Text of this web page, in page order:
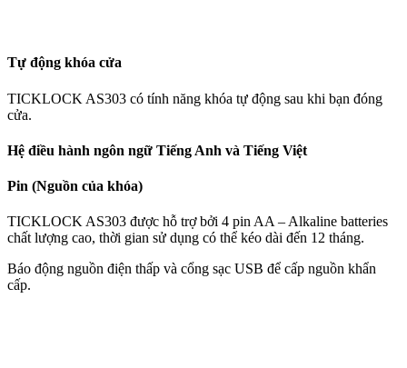
Tự động khóa cửa
TICKLOCK AS303 có tính năng khóa tự động sau khi bạn đóng
cửa.
Hệ điều hành ngôn ngữ Tiếng Anh và Tiếng Việt
Pin (Nguồn của khóa)
TICKLOCK AS303 được hỗ trợ bởi 4 pin AA – Alkaline batteries
chất lượng cao, thời gian sử dụng có thể kéo dài đến 12 tháng.
Báo động nguồn điện thấp và cổng sạc USB để cấp nguồn khẩn
cấp.